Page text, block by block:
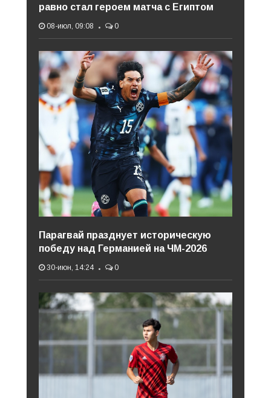
равно стал героем матча с Египтом
08-июл, 09:08 0
Парагвай празднует историческую
победу над Германией на ЧМ-2026
30-июн, 14:24 0